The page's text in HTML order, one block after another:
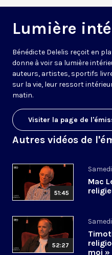
Lumière
Bénédicte Delelis reçoit en
donne à voir sa lumière
auteurs, artistes, sportifs
sur la vie, leur ressort
matin.
Visiter la page de
Autres vidéos de
51:45
Mac
52:27
moi »